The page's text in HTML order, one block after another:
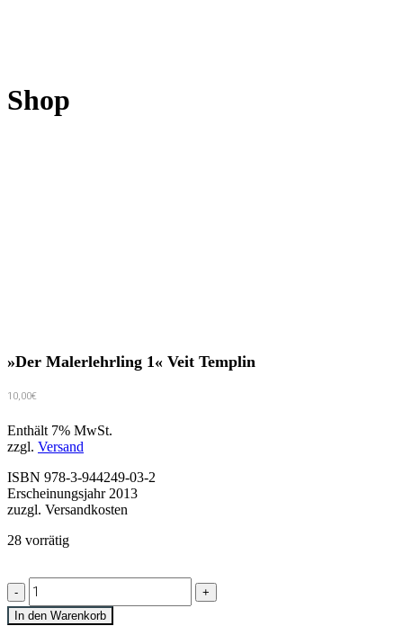
Shop
»Der Malerlehrling 1« Veit Templin
10,00€
Enthält 7% MwSt.
zzgl. Versand
ISBN 978-3-944249-03-2
Erscheinungsjahr 2013
zuzgl. Versandkosten
28 vorrätig
»Der
Malerlehrling
1«In den Warenkorb